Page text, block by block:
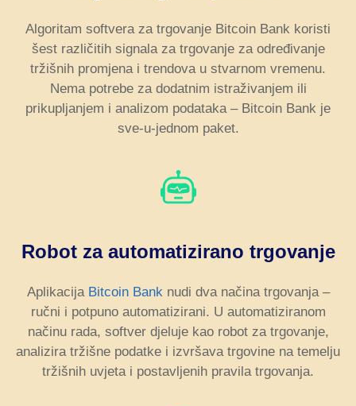
Algoritam softvera za trgovanje Bitcoin Bank koristi
šest različitih signala za trgovanje za određivanje
tržišnih promjena i trendova u stvarnom vremenu.
Nema potrebe za dodatnim istraživanjem ili
prikupljanjem i analizom podataka – Bitcoin Bank je
sve-u-jednom paket.
Robot za automatizirano trgovanje
Aplikacija Bitcoin Banknudi dva načina trgovanja –
ručni i potpuno automatizirani. U automatiziranom
načinu rada, softver djeluje kao robot za trgovanje,
analizira tržišne podatke i izvršava trgovine na temelju
tržišnih uvjeta i postavljenih pravila trgovanja.